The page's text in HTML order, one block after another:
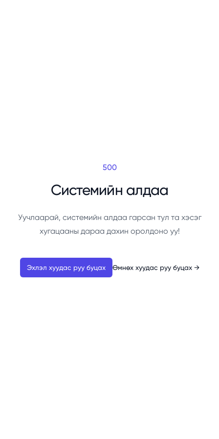
500
Системийн алдаа
Уучлаарай, системийн алдаа гарсан тул та хэсэг
хугацааны дараа дахин оролдоно уу!
Эхлэл хуудас руу буцах Өмнөх хуудас руу буцах →